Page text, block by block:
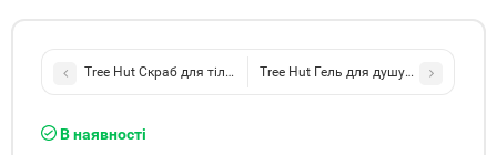
Tree Hut Скраб для тіла Dewy Daisy Sugar Scrub 510g
Tree Hut Гель для душу Ocean Glow
В наявності